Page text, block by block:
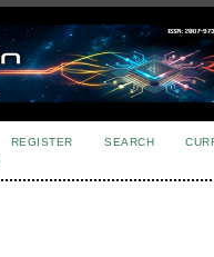
REGISTER SEARCH